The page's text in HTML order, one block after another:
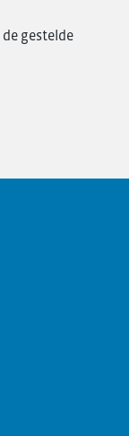
gestelde